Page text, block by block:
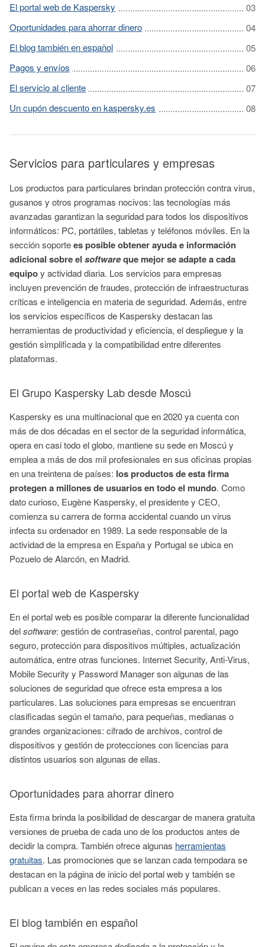
El portal web de Kaspersky
Oportunidades para ahorrar dinero
El blog también en español
Pagos y envíos
El servicio al cliente
Un cupón descuento en kaspersky.es
Servicios para particulares y empresas
Los productos para particulares brindan protección contra virus,
gusanos y otros programas nocivos: las tecnologías más
avanzadas garantizan la seguridad para todos los dispositivos
informáticos: PC, portátiles, tabletas y teléfonos móviles. En la
sección soportees posible obtener ayuda e información
adicional sobre el softwareque mejor se adapte a cada
equipoy actividad diaria. Los servicios para empresas
incluyen prevención de fraudes, protección de infraestructuras
críticas e inteligencia en materia de seguridad. Además, entre
los servicios específicos de Kaspersky destacan las
herramientas de productividad y eficiencia, el despliegue y la
gestión simplificada y la compatibilidad entre diferentes
plataformas.
El Grupo Kaspersky Lab desde Moscú
Kaspersky es una multinacional que en 2020 ya cuenta con
más de dos décadas en el sector de la seguridad informática,
opera en casi todo el globo, mantiene su sede en Moscú y
emplea a más de dos mil profesionales en sus oficinas propias
en una treintena de países: los productos de esta firma
protegen a millones de usuarios en todo el mundo. Como
dato curioso, Eugène Kaspersky, el presidente y CEO,
comienza su carrera de forma accidental cuando un virus
infecta su ordenador en 1989. La sede responsable de la
actividad de la empresa en España y Portugal se ubica en
Pozuelo de Alarcón, en Madrid.
El portal web de Kaspersky
En el portal web es posible comparar la diferente funcionalidad
delsoftware: gestión de contraseñas, control parental, pago
seguro, protección para dispositivos múltiples, actualización
automática, entre otras funciones. Internet Security, Anti-Virus,
Mobile Security y Password Manager son algunas de las
soluciones de seguridad que ofrece esta empresa a los
particulares. Las soluciones para empresas se encuentran
clasificadas según el tamaño, para pequeñas, medianas o
grandes organizaciones: cifrado de archivos, control de
dispositivos y gestión de protecciones con licencias para
distintos usuarios son algunas de ellas.
Oportunidades para ahorrar dinero
Esta firma brinda la posibilidad de descargar de manera gratuita
versiones de prueba de cada uno de los productos antes de
decidir la compra. También ofrece algunas herramientas
gratuitas. Las promociones que se lanzan cada tempodara se
destacan en la página de inicio del portal web y también se
publican a veces en las redes sociales más populares.
El blog también en español